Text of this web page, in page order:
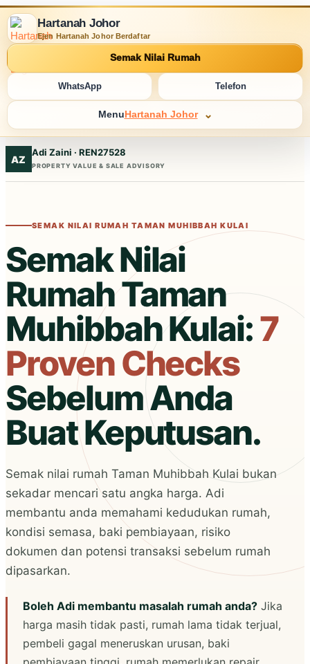
Hartanah Johor
Ejen Hartanah Johor Berdaftar
Semak Nilai Rumah
WhatsApp Telefon
Menu Hartanah Johor
AZ
Adi Zaini · REN27528
PROPERTY VALUE & SALE ADVISORY
SEMAK NILAI RUMAH TAMAN MUHIBBAH KULAI
Semak Nilai
Rumah Taman
Muhibbah Kulai:7
Proven Checks
Sebelum Anda
Buat Keputusan.
Semak nilai rumah Taman Muhibbah Kulai bukan
sekadar mencari satu angka harga. Adi
membantu anda memahami kedudukan rumah,
kondisi semasa, baki pembiayaan, risiko
dokumen dan potensi transaksi sebelum rumah
dipasarkan.
Boleh Adi membantu masalah rumah anda? Jika
harga masih tidak pasti, rumah lama tidak terjual,
pembeli gagal meneruskan urusan, baki